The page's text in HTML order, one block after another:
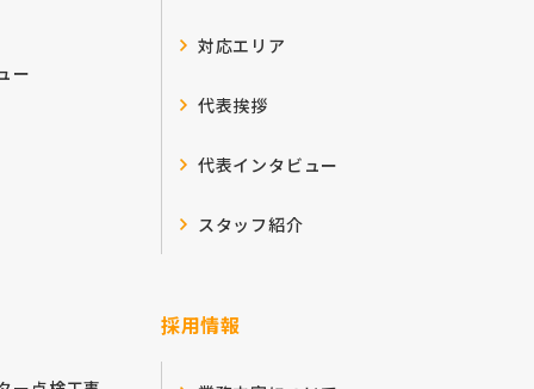
ー
対応エリア
代表挨拶
代表インタビュー
スタッフ紹介
採用情報